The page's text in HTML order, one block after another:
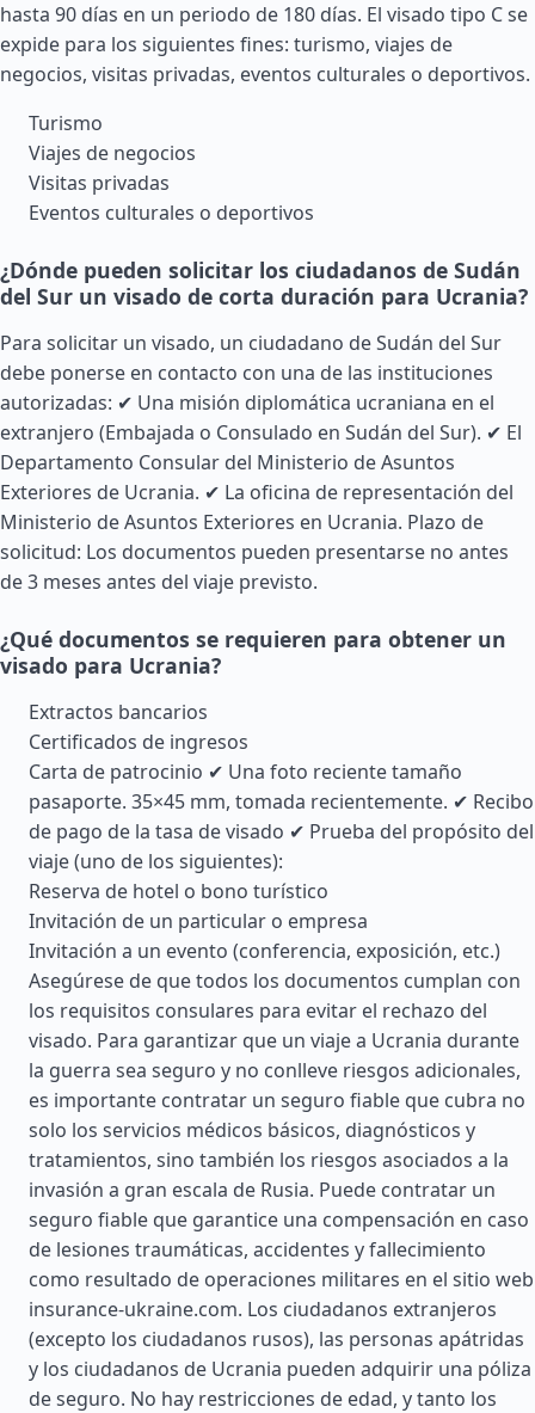
hasta 90 días en un periodo de 180 días. El visado tipo C se
expide para los siguientes fines: turismo, viajes de
negocios, visitas privadas, eventos culturales o deportivos.
Turismo
Viajes de negocios
Visitas privadas
Eventos culturales o deportivos
¿Dónde pueden solicitar los ciudadanos de Sudán
del Sur un visado de corta duración para Ucrania?
Para solicitar un visado, un ciudadano deSudán del Sur
debe ponerse en contacto con una de las instituciones
autorizadas: ✔ Una misión diplomática ucraniana en el
extranjero (Embajada o Consulado en Sudán del Sur). ✔ El
Departamento Consular del Ministerio de Asuntos
Exteriores de Ucrania. ✔ La oficina de representación del
Ministerio de Asuntos Exteriores en Ucrania. Plazo de
solicitud: Los documentos pueden presentarse no antes
de 3 meses antes del viaje previsto.
¿Qué documentos se requieren para obtener un
visado para Ucrania?
Extractos bancarios
Certificados de ingresos
Carta de patrocinio ✔ Una foto reciente tamaño
pasaporte. 35×45 mm, tomada recientemente. ✔ Recibo
de pago de la tasa de visado ✔ Prueba del propósito del
viaje (uno de los siguientes):
Reserva de hotel o bono turístico
Invitación de un particular o empresa
Invitación a un evento (conferencia, exposición, etc.)
Asegúrese de que todos los documentos cumplan con
los requisitos consulares para evitar el rechazo del
visado. Para garantizar que un viaje a Ucrania durante
la guerra sea seguro y no conlleve riesgos adicionales,
es importante contratar un seguro fiable que cubra no
solo los servicios médicos básicos, diagnósticos y
tratamientos, sino también los riesgos asociados a la
invasión a gran escala de Rusia. Puede contratar un
seguro fiable que garantice una compensación en caso
de lesiones traumáticas, accidentes y fallecimiento
como resultado de operaciones militares en el sitio web
insurance-ukraine.com. Los ciudadanos extranjeros
(excepto los ciudadanos rusos), las personas apátridas
y los ciudadanos de Ucrania pueden adquirir una póliza
de seguro. No hay restricciones de edad, y tanto los